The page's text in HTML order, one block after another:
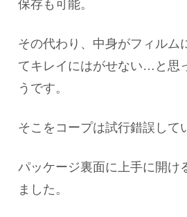
保存も可能。
その代わり、中身がフィルム
てキレイにはがせない…と思
うです。
そこをコープは試行錯誤して
パッケージ裏面に上手に開け
ました。